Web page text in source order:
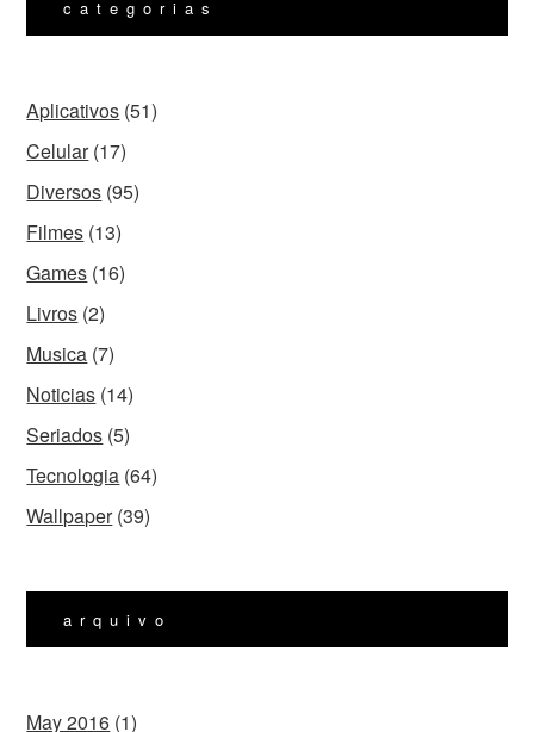
categorias
Aplicativos (51)
Celular(17)
Diversos (95)
Filmes (13)
Games (16)
Livros (2)
Musica (7)
Noticias (14)
Seriados (5)
Tecnologia (64)
Wallpaper(39)
arquivo
May 2016 (1)